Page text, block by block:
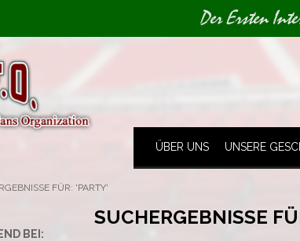
Der Ersten
ÜBER UNS UNSERE
FÜR: 'PARTY'
BEI:
SUCHERGEBNISSE